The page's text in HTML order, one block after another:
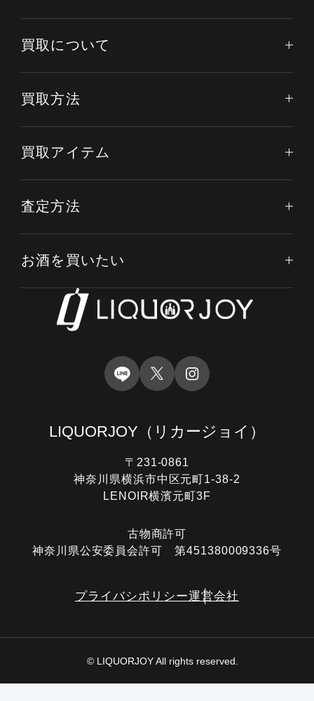
LIQUORJOY （リカージョイ）
〒231-0861
神奈川県横浜市中区元町1-38-2
LENOIR横濱元町3F
古物商許可
神奈川県公安委員会許可 第451380009336号
プライバシポリシー運営会社
© LIQUORJOY All rights reserved.
買取について
買取方法
買取アイテム
査定方法
お酒を買いたい